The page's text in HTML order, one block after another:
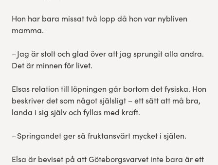
Hon har bara missat två lopp då hon var nybliven
mamma.
– Jag är stolt och glad över att jag sprungit alla andra.
Det är minnen för livet.
Elsas relation till löpningen går bortom det fysiska. Hon
beskriver det som något själsligt – ett sätt att må bra,
landa i sig själv och fyllas med kraft.
– Springandet ger så fruktansvärt mycket i själen.
Elsa är beviset på att Göteborgsvarvet inte bara är ett